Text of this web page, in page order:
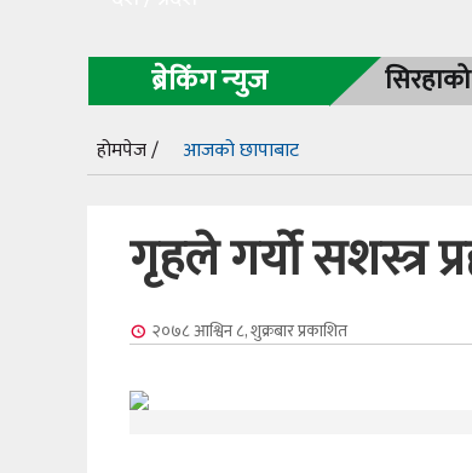
ब्रेकिंग न्युज
होमपेज / आजको छापाबाट
गृहले गर्यो सशस्त्र
२०७८ आश्विन ८, शुक्रबारप्रकाशित